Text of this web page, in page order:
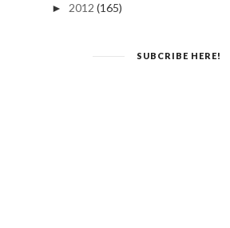
► 2012 (165)
SUBCRIBE HERE!